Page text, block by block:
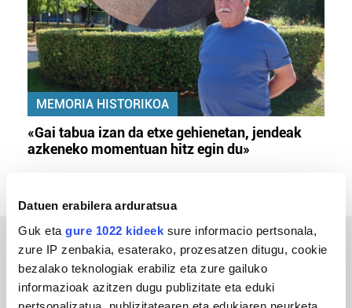
Datuen erabilera arduratsua
Guk eta gure 1022 kideek sure informacio pertsonala,
zure IP zenbakia, esaterako, prozesatzen ditugu, cookie
bezalako teknologiak erabiliz eta zure gailuko
informazioak azitzen dugu publizitate eta eduki
MEMORIA HISTORIKOA
«Gai tabua izan da etxe gehienetan, jendeak
azkeneko momentuan hitz egin du»
ERREPORTAJEAK